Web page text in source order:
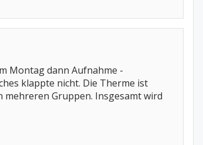
Montag dann Aufnahme -
klappte nicht. Die Therme ist
Gruppen. Insgesamt wird